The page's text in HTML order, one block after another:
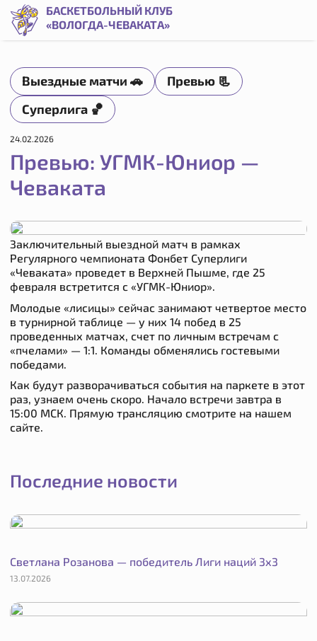
БАСКЕТБОЛЬНЫЙ КЛУБ
«ВОЛОГДА-ЧЕВАКАТА»
Выездные матчи 🚗
Превью 📃
Суперлига 🏀
24.02.2026
Превью: УГМК-Юниор —
Чеваката
Заключительный выездной матч в рамках
Регулярного чемпионата Фонбет Суперлиги
«Чеваката» проведет в Верхней Пышме, где 25
февраля встретится с «УГМК-Юниор».
Молодые «лисицы» сейчас занимают четвертое место
в турнирной таблице — у них 14 побед в 25
проведенных матчах, счет по личным встречам с
«пчелами» — 1:1. Команды обменялись гостевыми
победами.
Как будут разворачиваться события на паркете в этот
раз, узнаем очень скоро. Начало встречи завтра в
15:00 МСК. Прямую трансляцию смотрите на нашем
сайте.
Последние новости
Светлана Розанова — победитель Лиги наций 3х3
13.07.2026
Превью: УГМК-Юниор — Чеваката | Баскетбольный клуб